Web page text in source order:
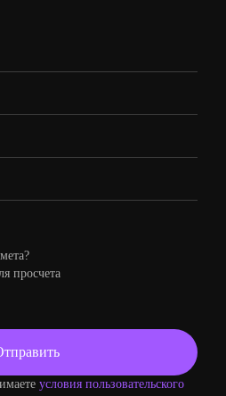
просчета
условия пользовательского